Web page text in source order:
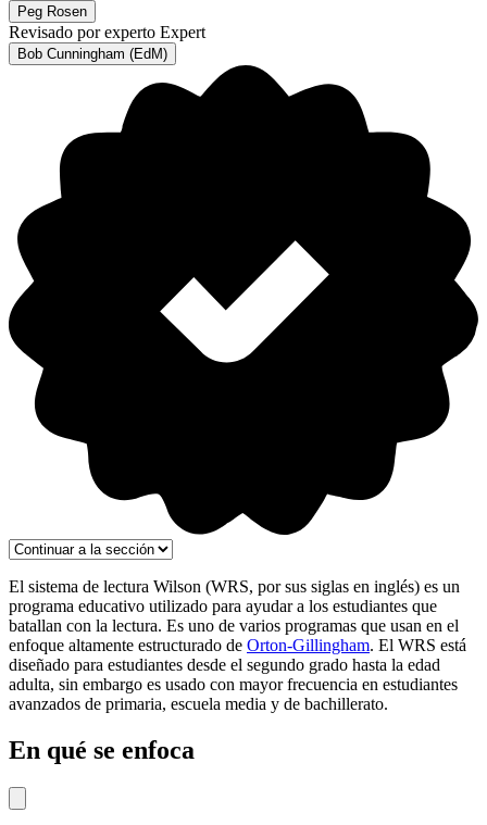
Peg Rosen
Revisado por experto Expert
Bob Cunningham (EdM)
El sistema de lectura Wilson (WRS, por sus siglas en inglés) es un
programa educativo utilizado para ayudar a los estudiantes que
batallan con la lectura. Es uno de varios programas que usan en el
enfoque altamente estructurado de Orton-Gillingham. El WRS está
diseñado para estudiantes desde el segundo grado hasta la edad
adulta, sin embargo es usado con mayor frecuencia en estudiantes
avanzados de primaria, escuela media y de bachillerato.
En qué se enfoca